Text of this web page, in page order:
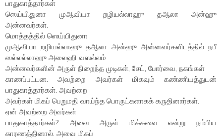
பாதுகாத்தார்கள்
ஸெய்யிதுனா முஆவியா றழியல்லாஹு தஆலா அன்ஹு
அன்னவர்கள்.
மொத்தத்தில் ஸெய்யிதுனா
முஆவியா றழியல்லாஹு தஆலா அன்ஹு அன்னவர்களிடத்தில் நபீ
ஸல்லல்லாஹு அலைஹி வஸல்லம்
அன்னவர்களின் அருள் நிறைந்த முடிகள், சேட், போர்வை, நகங்கள்
காணப்பட்டன. அவற்றை அவர்கள் மிகவும் கண்ணியத்துடன்
பாதுகாத்தார்கள். அவற்றை
அவர்கள் மிகப் பெறுமதி வாய்ந்த பொருட்களாகக் கருதினார்கள்.
ஏன் அவற்றை அவர்கள்
பாதுகாத்தார்கள்? அவை அருள் மிக்கவை என்று நம்பிய
காரணத்தினால். அவை மிகப்